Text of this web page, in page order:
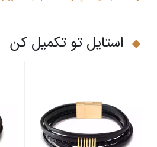
استایل تو تکمیل کن